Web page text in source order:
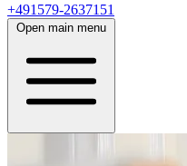
+491579-2637151
Open main menu